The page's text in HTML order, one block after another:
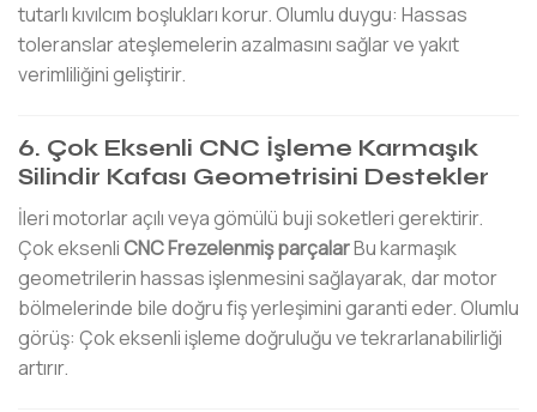
tutarlı kıvılcım boşlukları korur. Olumlu duygu: Hassas
toleranslar ateşlemelerin azalmasını sağlar ve yakıt
verimliliğini geliştirir.
6. Çok Eksenli CNC İşleme Karmaşık
Silindir Kafası Geometrisini Destekler
İleri motorlar açılı veya gömülü buji soketleri gerektirir.
Çok eksenliCNC Frezelenmiş parçalarBu karmaşık
geometrilerin hassas işlenmesini sağlayarak, dar motor
bölmelerinde bile doğru fiş yerleşimini garanti eder. Olumlu
görüş: Çok eksenli işleme doğruluğu ve tekrarlanabilirliği
artırır.